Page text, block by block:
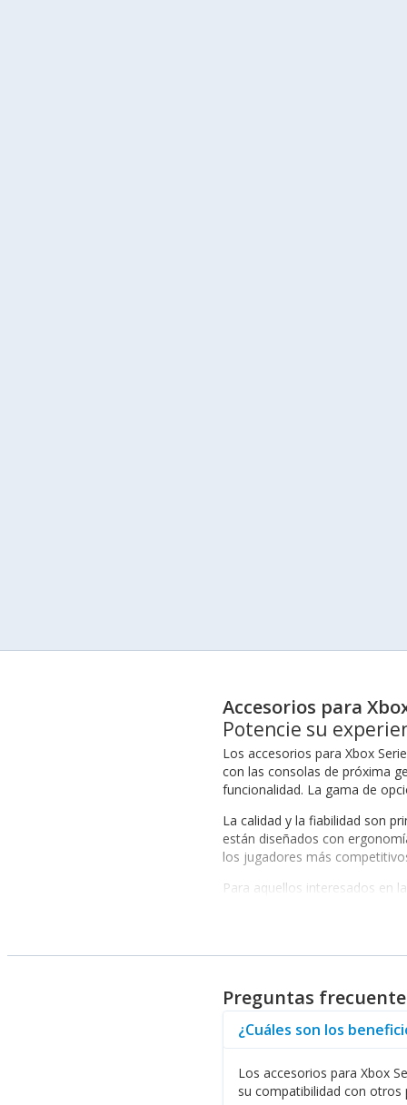
Accesorios para
Potencie su
Los accesorios para Xbox
con las consolas de próxima
funcionalidad. La gama de
La calidad y la fiabilidad son
están diseñados con
los jugadores más
Para aquellos interesados en
Los accesorios para Xbox
personalizar sus
Beneficios de los
Además, los jugadores que
trabajo y el juego, gracias a
En resumen, elegir
Preguntas
¿Cuáles son los
Los accesorios para Xbox
su compatibilidad con